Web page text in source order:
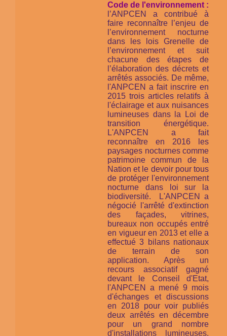
Code de l'environnement :
l’ANPCEN a contribué à
faire reconnaître l’enjeu de
l’environnement nocturne
dans les lois Grenelle de
l’environnement et suit
chacune des étapes de
l’élaboration des décrets et
arrêtés associés. De même,
l'ANPCEN a fait inscrire en
2015 trois articles relatifs à
l'éclairage et aux nuisances
lumineuses dans la Loi de
transition énergétique.
L'ANPCEN a fait
reconnaître en 2016 les
paysages nocturnes comme
patrimoine commun de la
Nation et le devoir pour tous
de protéger l'environnement
nocturne dans loi sur la
biodiversité.
L'ANPCEN a
négocié l'arrêté d'extinction
des façades, vitrines,
bureaux non occupés entré
en vigueur en 2013 et elle a
effectué 3 bilans nationaux
de terrain de son
application. Après un
recours associatif gagné
devant le Conseil d'Etat,
l'ANPCEN a mené 9 mois
d'échanges et discussions
en 2018 pour voir publiés
deux arrêtés en décembre
pour un grand nombre
d'installations lumineuses.